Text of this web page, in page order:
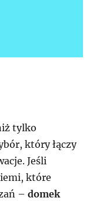
tylko
który łączy
Jeśli
które
–domek